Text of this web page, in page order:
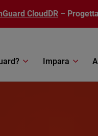
CloudDR –
Impara